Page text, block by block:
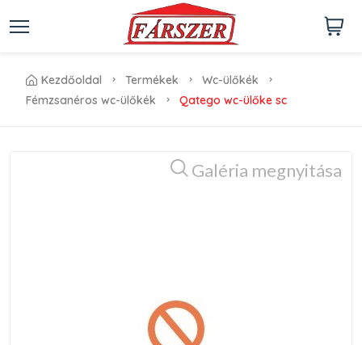
kezdőoldal termékek
wc-ülőkék
fémzsanéros wc-ülőkék
qatego wc-ülőke sc
Galéria megnyitása